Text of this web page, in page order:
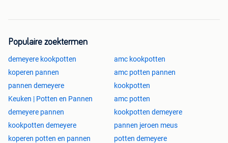
Populaire zoektermen
demeyere kookpotten
amc kookpotten
koperen pannen
amc potten pannen
pannen demeyere
kookpotten
Keuken | Potten en Pannen
amc potten
demeyere pannen
kookpotten demeyere
kookpotten demeyere
pannen jeroen meus
koperen potten en pannen
potten demeyere